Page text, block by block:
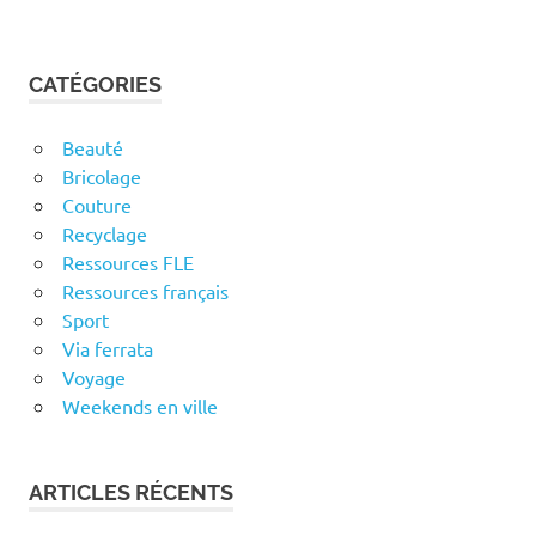
CATÉGORIES
Beauté
Bricolage
Couture
Recyclage
Ressources FLE
Ressources français
Sport
Via ferrata
Voyage
Weekends en ville
ARTICLES RÉCENTS